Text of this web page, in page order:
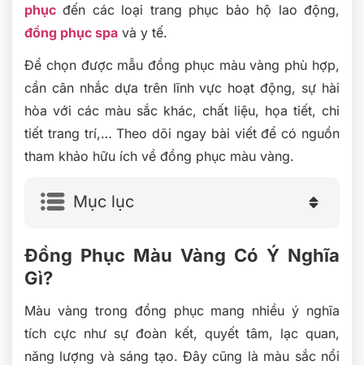
phục đến các loại trang phục bảo hộ lao động,
đồng phục spa và y tế.
Để chọn được mẫu đồng phục màu vàng phù hợp,
cần cân nhắc dựa trên lĩnh vực hoạt động, sự hài
hòa với các màu sắc khác, chất liệu, họa tiết, chi
tiết trang trí,… Theo dõi ngay bài viết để có nguồn
tham khảo hữu ích về đồng phục màu vàng.
Mục lục
Đồng Phục Màu Vàng Có Ý Nghĩa
Gì?
Màu vàng trong đồng phục mang nhiều ý nghĩa
tích cực như sự đoàn kết, quyết tâm, lạc quan,
năng lượng và sáng tạo. Đây cũng là màu sắc nổi